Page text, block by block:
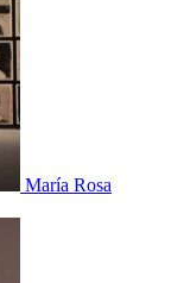
María Rosa